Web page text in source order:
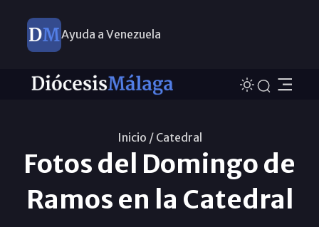
Ayuda a Venezuela
Inicio / Catedral
Fotos del Domingo de
Ramos en la Catedral